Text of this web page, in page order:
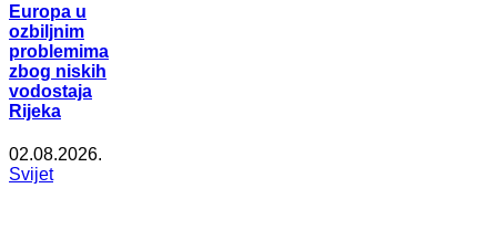
Europa u
ozbiljnim
problemima
zbog niskih
vodostaja
Rijeka
02.08.2026.
Svijet